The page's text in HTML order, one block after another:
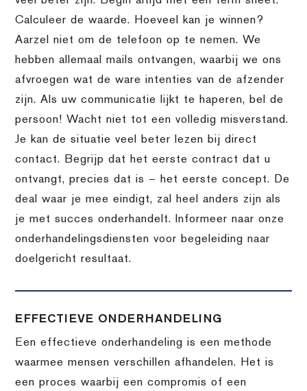
Calculeer de waarde. Hoeveel kan je winnen?
Aarzel niet om de telefoon op te nemen. We
hebben allemaal mails ontvangen, waarbij we ons
afvroegen wat de ware intenties van de afzender
zijn. Als uw communicatie lijkt te haperen, bel de
persoon! Wacht niet tot een volledig misverstand.
Je kan de situatie veel beter lezen bij direct
contact. Begrijp dat het eerste contract dat u
ontvangt, precies dat is – het eerste concept. De
deal waar je mee eindigt, zal heel anders zijn als
je met succes onderhandelt. Informeer naar onze
onderhandelingsdiensten voor begeleiding naar
doelgericht resultaat.
EFFECTIEVE ONDERHANDELING
Een effectieve onderhandeling is een methode
waarmee mensen verschillen afhandelen. Het is
een proces waarbij een compromis of een